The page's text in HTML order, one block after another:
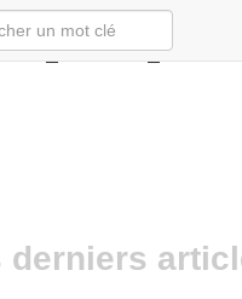
derniers